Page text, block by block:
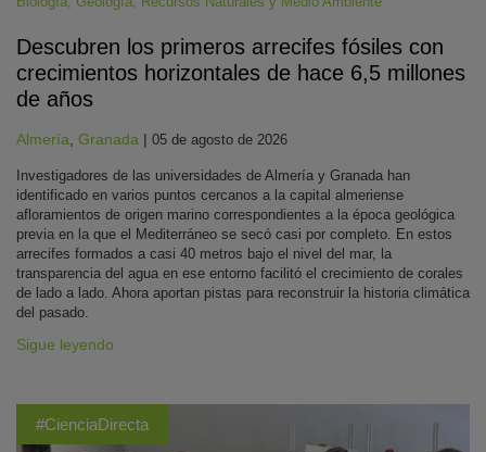
Descubren los primeros arrecifes fósiles con
crecimientos horizontales de hace 6,5 millones
de años
Almería Granada | 05 de agosto de 2026
Investigadores de las universidades de Almería y Granada han
identificado en varios puntos cercanos a la capital almeriense
afloramientos de origen marino correspondientes a la época geológica
previa en la que el Mediterráneo se secó casi por completo. En estos
arrecifes formados a casi 40 metros bajo el nivel del mar, la
transparencia del agua en ese entorno facilitó el crecimiento de corales
de lado a lado. Ahora aportan pistas para reconstruir la historia climática
del pasado.
Sigue leyendo
#CienciaDirecta